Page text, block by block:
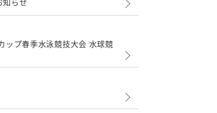
ップ春季水泳競技大会 水球競